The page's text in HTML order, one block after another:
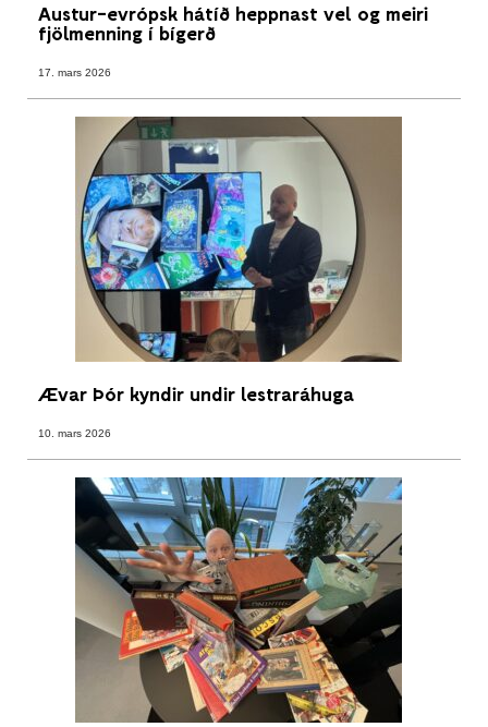
Austur-evrópsk hátíð heppnast vel og meiri
fjölmenning í bígerð
17. mars 2026
Ævar Þór kyndir undir lestraráhuga
10. mars 2026